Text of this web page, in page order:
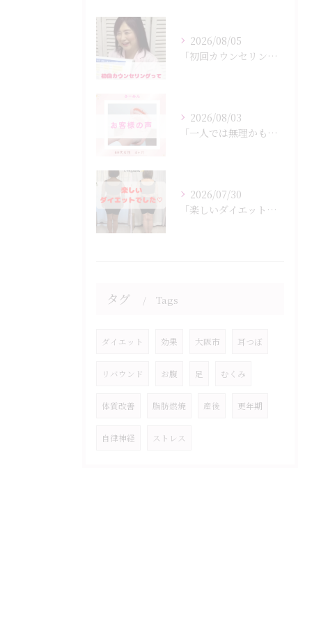
2026/08/05
「初回カウンセリングでは何をするの？」
2026/08/03
「一人では無理かも…」
2026/07/30
「楽しいダイエットでした♡」
タグ Tags
ダイエット 効果 大阪市 耳つぼ
リバウンド お腹 足 むくみ
体質改善 脂肪燃焼 産後 更年期
自律神経 ストレス